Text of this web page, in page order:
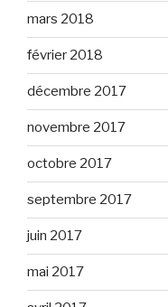
mars 2018
février 2018
décembre 2017
novembre 2017
octobre 2017
septembre 2017
juin 2017
mai 2017